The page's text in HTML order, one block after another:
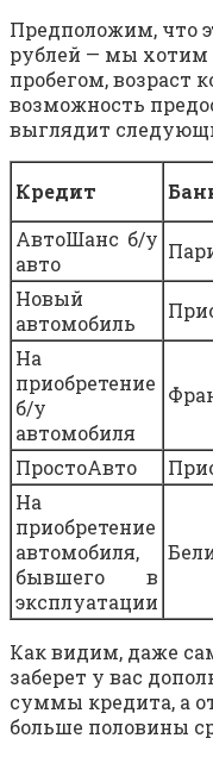
Предположим, что
рублей — мы хотим
пробегом, возраст
возможность
выглядит
Кредит
АвтоШанс б/у
авто
Новый
автомобиль
На
приобретение
б/у
автомобиля
ПростоАвто
На
приобретение
автомобиля,
бывшего в
эксплуатации
Как видим, даже
заберет у вас
суммы кредита, а
больше половины